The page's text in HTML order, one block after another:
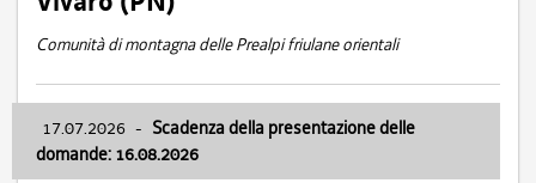
Comunità di montagna delle Prealpi friulane orientali
17.07.2026 - Scadenza della presentazione delle
domande: 16.08.2026